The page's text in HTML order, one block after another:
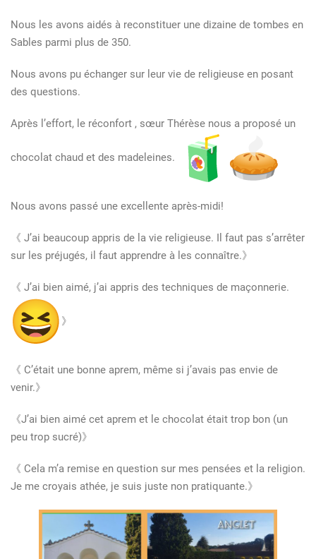
Nous les avons aidés à reconstituer une dizaine de tombes en
Sables parmi plus de 350.
Nous avons pu échanger sur leur vie de religieuse en posant
des questions.
Après l’effort, le réconfort , sœur Thérèse nous a proposé un
chocolat chaud et des madeleines.
Nous avons passé une excellente après-midi!
《 J’ai beaucoup appris de la vie religieuse. Il faut pas s’arrêter
sur les préjugés, il faut apprendre à les connaître.》
《 J’ai bien aimé, j’ai appris des techniques de maçonnerie.
》
《 C’était une bonne aprem, même si j’avais pas envie de
venir.》
《J’ai bien aimé cet aprem et le chocolat était trop bon (un
peu trop sucré)》
《 Cela m’a remise en question sur mes pensées et la religion.
Je me croyais athée, je suis juste non pratiquante.》